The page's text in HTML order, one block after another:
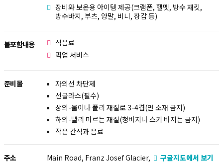
장비와 보온용 아이템 제공(크램폰, 헬멧, 방수 재킷,
방수바지, 부츠, 양말, 비니, 장갑 등)
불포함내용
식음료
픽업 서비스
준비물
자외선 차단제
선글라스(필수)
상의-울이나 폴리 재질로 3-4겹(면 소재 금지)
하의-빨리 마르는 재질(청바지나 스키 바지는 금지)
작은 간식과 음료
주소 Main Road, Franz Josef Glacier, 구글지도에서 보기